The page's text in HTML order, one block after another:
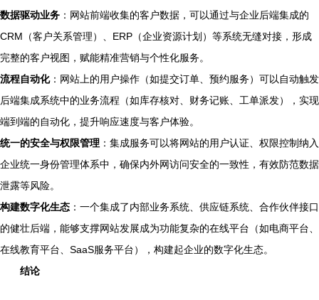
数据驱动业务 ：网站前端收集的客户数据，可以通过与企业后端集成的
CRM（客户关系管理）、ERP（企业资源计划）等系统无缝对接，形成
完整的客户视图，赋能精准营销与个性化服务。
流程自动化：网站上的用户操作（如提交订单、预约服务）可以自动触发
后端集成系统中的业务流程（如库存核对、财务记账、工单派发），实现
端到端的自动化，提升响应速度与客户体验。
统一的安全与权限管理 ：集成服务可以将网站的用户认证、权限控制纳入
企业统一身份管理体系中，确保内外网访问安全的一致性，有效防范数据
泄露等风险。
构建数字化生态 ：一个集成了内部业务系统、供应链系统、合作伙伴接口
的健壮后端，能够支撑网站发展成为功能复杂的在线平台（如电商平台、
在线教育平台、SaaS服务平台），构建起企业的数字化生态。
结论